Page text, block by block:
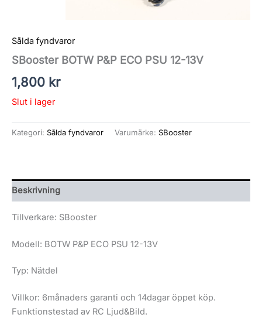
Sålda fyndvaror
SBooster BOTW P&P ECO PSU 12-13V
1,800 kr
Slut i lager
Kategori: Sålda fyndvaror Varumärke: SBooster
Beskrivning
Tillverkare: SBooster
Modell: BOTW P&P ECO PSU 12-13V
Typ: Nätdel
Villkor: 6månaders garanti och 14dagar öppet köp.
Funktionstestad av RC Ljud&Bild.